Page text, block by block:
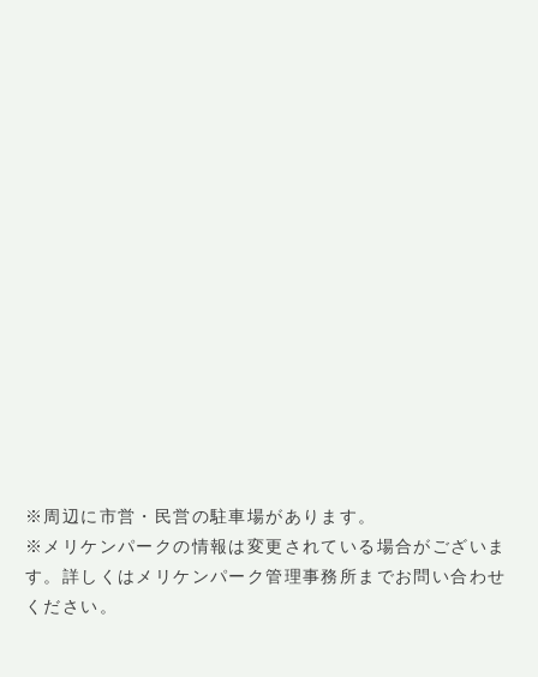
※周辺に市営・民営の駐車場があります。
※メリケンパークの情報は変更されている場合がございま
す。詳しくはメリケンパーク管理事務所までお問い合わせ
ください。